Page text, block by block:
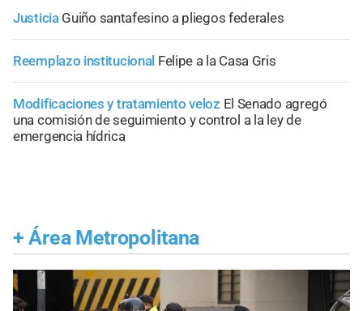
Justicia Guiño santafesino a pliegos federales
Reemplazo institucional Felipe a la Casa Gris
Modificaciones y tratamiento veloz El Senado agregó
una comisión de seguimiento y control a la ley de
emergencia hídrica
+ Área Metropolitana